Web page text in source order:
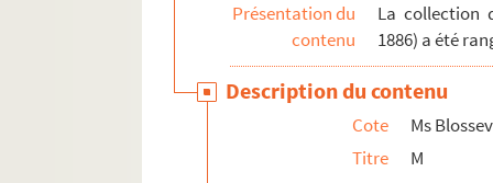
Ms Blosseville-1303. Maupertuis
Ms Blosseville-1304. Maurepas
Ms Blosseville-1305. Maximilien Ier
Ms Blosseville-1306. Mazarin (Duc de)
Ms Blosseville-1307. Meifrède
Présentation du
contenu
La collection
1886) a été
Description du contenu
Cote
Ms
Titre
M